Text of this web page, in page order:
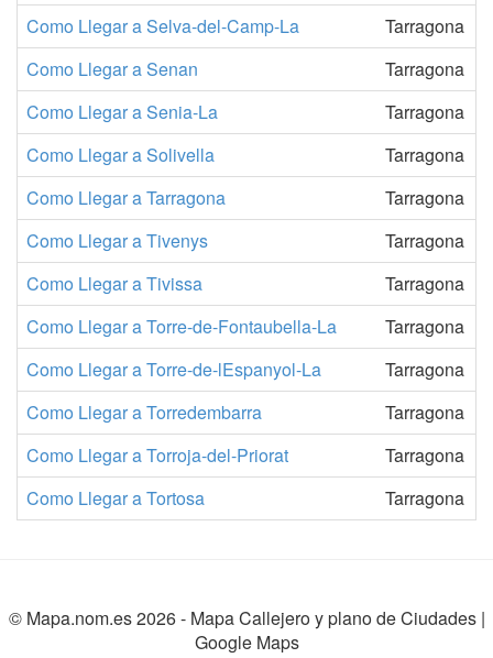
Como Llegar a Selva-del-Camp-La
Tarragona
Como Llegar a Senan
Tarragona
Como Llegar a Senia-La
Tarragona
Como Llegar a Solivella
Tarragona
Como Llegar a Tarragona
Tarragona
Como Llegar a Tivenys
Tarragona
Como Llegar a Tivissa
Tarragona
Como Llegar a Torre-de-Fontaubella-La
Tarragona
Como Llegar a Torre-de-lEspanyol-La
Tarragona
Como Llegar a Torredembarra
Tarragona
Como Llegar a Torroja-del-Priorat
Tarragona
Como Llegar a Tortosa
Tarragona
© Mapa.nom.es 2026 - Mapa Callejero y plano de Ciudades|
Google Maps